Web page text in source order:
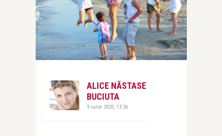
ALICE NĂSTASE
BUCIUTA
9 iunie 2020, 13:36